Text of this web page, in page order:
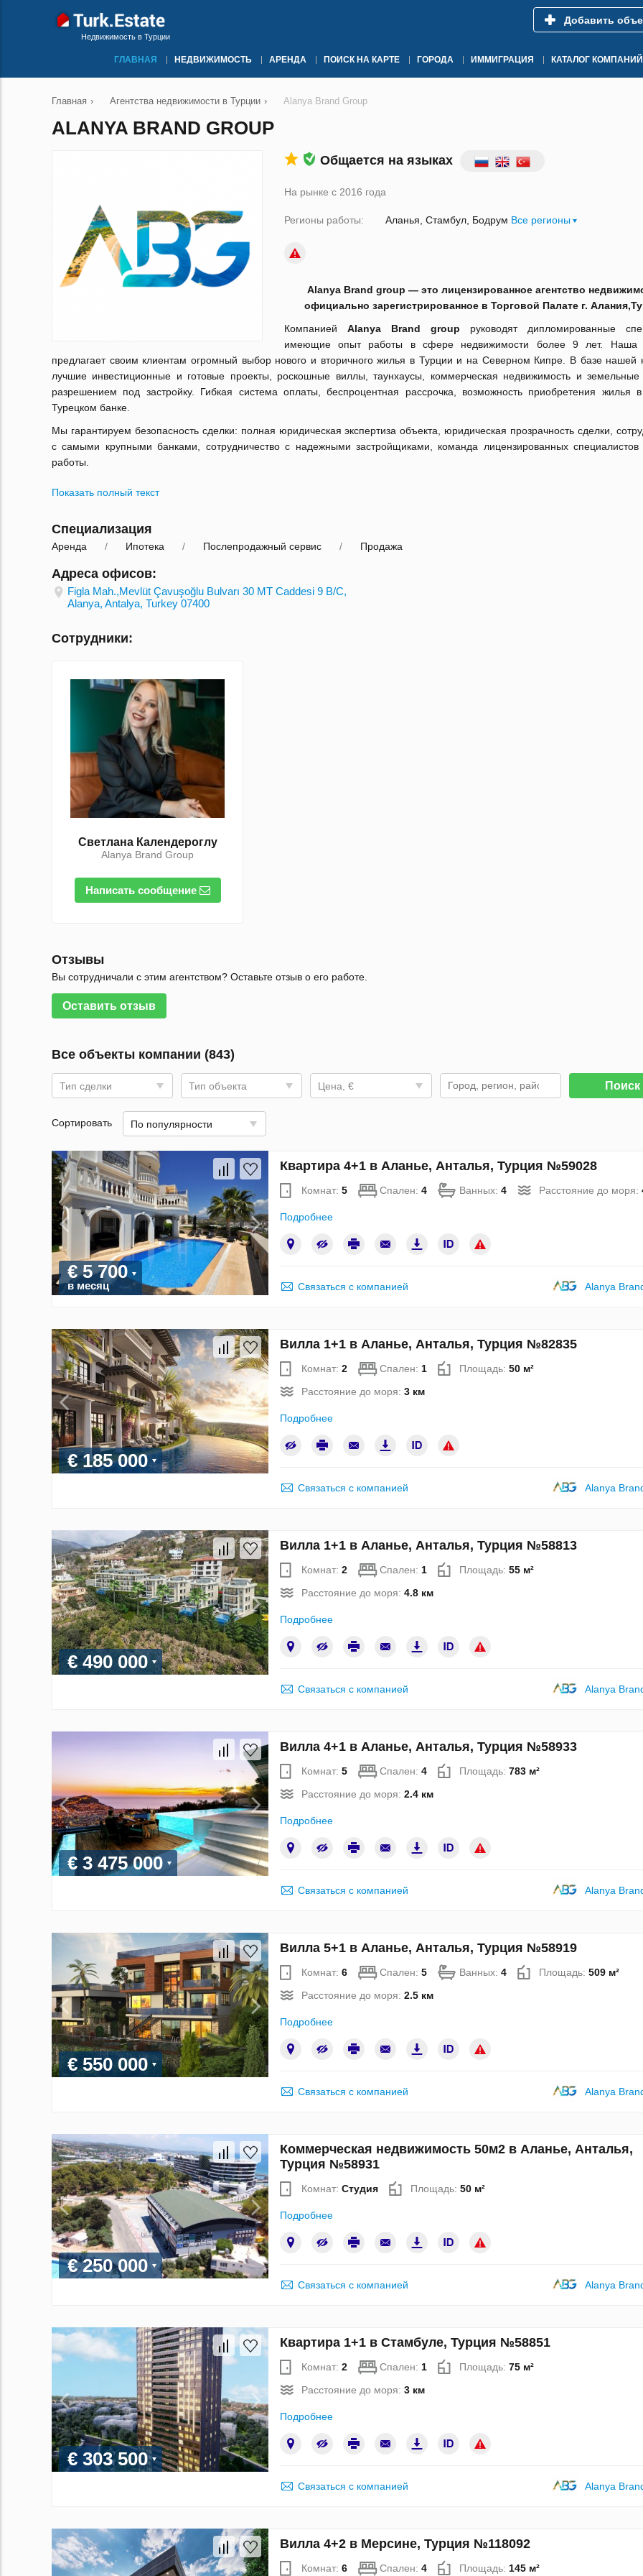
Недвижимость в Турции
Добавить
ГЛАВНАЯ НЕДВИЖИМОСТЬ АРЕНДА ПОИСК НА КАРТЕ ГОРОДА ИММИГРАЦИЯ КАТАЛОГ КОМПАНИЙ
Главная › Агентства недвижимости в Турции › Alanya Brand Group
ALANYA BRAND GROUP
Общается на языках
На рынке с 2016 года
Регионы работы: Аланья Стамбул Бодрум Все регионы
Alanya Brand group — это лицензированное агентство
официально зарегистрированное в Торговой Палате г.
Компанией Alanya Brand group руководят дипломированные
имеющие опыт работы в сфере недвижимости более 9 лет. Наша
предлагает своим клиентам огромный выбор нового и вторичного жилья в Турции и на Северном Кипре. В базе нашей
лучшие инвестиционные и готовые проекты, роскошные виллы, таунхаусы, коммерческая недвижимость и земельные
разрешением под застройку. Гибкая система оплаты, беспроцентная рассрочка, возможность приобретения жилья
Турецком банке.
Мы гарантируем безопасность сделки: полная юридическая экспертиза объекта, юридическая прозрачность сделки,
с самыми крупными банками, сотрудничество с надежными застройщиками, команда лицензированных
работы.
Показать полный текст
Специализация
Аренда Ипотека Послепродажный сервис Продажа
Адреса офисов:
Figla Mah.,Mevlüt Çavuşoğlu Bulvarı 30 MT Caddesi 9 B/С,
Alanya, Antalya, Turkey 07400
Сотрудники:
Светлана Календероглу
Alanya Brand Group
Написать сообщение
Отзывы
Вы сотрудничали с этим агентством? Оставьте отзыв о его работе.
Оставить отзыв
Все объекты компании (843)
Тип сделки Тип объекта Цена, € Поиск
Сортировать По популярности
€ 5 700
в месяц
Квартира 4+1 в Аланье, Анталья, Турция №59028
Комнат: 5 Спален: 4 Ванных: 4 Расстояние до моря:
Подробнее
Связаться с компанией Alanya
€ 185 000
Вилла 1+1 в Аланье, Анталья, Турция №82835
Комнат: 2 Спален: 1 Площадь: 50 м²
Расстояние до моря: 3 км
Подробнее
Связаться с компанией Alanya
€ 490 000
Вилла 1+1 в Аланье, Анталья, Турция №58813
Комнат: 2 Спален: 1 Площадь: 55 м²
Расстояние до моря: 4.8 км
Подробнее
Связаться с компанией Alanya
€ 3 475 000
Вилла 4+1 в Аланье, Анталья, Турция №58933
Комнат: 5 Спален: 4 Площадь: 783 м²
Расстояние до моря: 2.4 км
Подробнее
Связаться с компанией Alanya
€ 550 000
Вилла 5+1 в Аланье, Анталья, Турция №58919
Комнат: 6 Спален: 5 Ванных: 4 Площадь: 509 м²
Расстояние до моря: 2.5 км
Подробнее
Связаться с компанией Alanya
€ 250 000
Коммерческая недвижимость 50м2 в Аланье, Анталья,
Турция №58931
Комнат: Студия Площадь: 50 м²
Подробнее
Связаться с компанией Alanya
€ 303 500
Квартира 1+1 в Стамбуле, Турция №58851
Комнат: 2 Спален: 1 Площадь: 75 м²
Расстояние до моря: 3 км
Подробнее
Связаться с компанией Alanya
Вилла 4+2 в Мерсине, Турция №118092
Комнат: 6 Спален: 4 Площадь: 145 м²